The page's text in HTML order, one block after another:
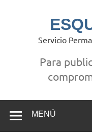
Servicio
Para
MENÚ